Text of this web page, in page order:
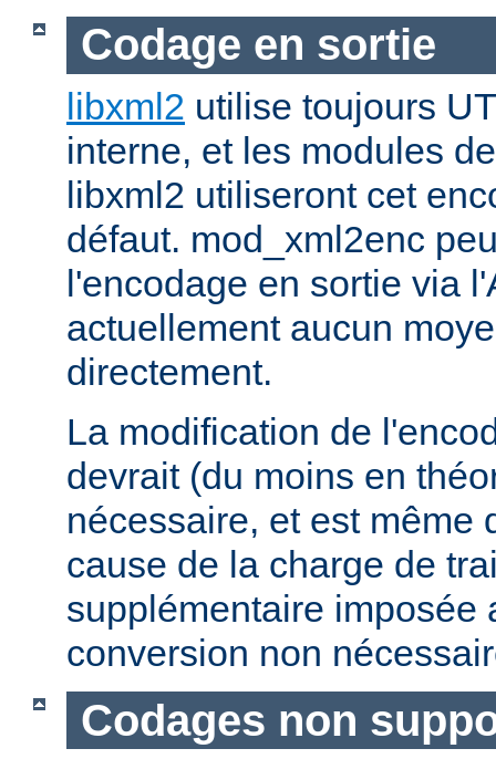
Codage en sortie
libxml2 utilise toujours
interne, et les modules
libxml2 utiliseront cet
défaut. mod_xml2enc
l'encodage en sortie via
actuellement aucun
directement.
La modification de
devrait (du moins en
nécessaire, et est même
cause de la charge de
supplémentaire imposée
conversion non
Codages non